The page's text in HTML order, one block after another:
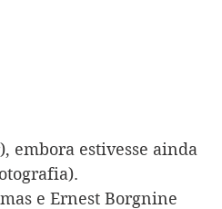
embora estivesse ainda
e Ernest Borgnine